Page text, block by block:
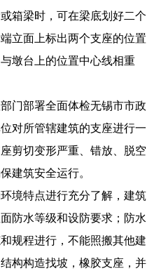
箱梁时，可在梁底划好二个
立面上标出两个支座的位置
墩台上的位置中心线相重
门部署全面体检无锡市市政
对所管辖建筑的支座进行一
剪切变形严重、错放、脱空
建筑安全运行。
境特点进行充分了解，建筑
防水等级和设防要求；防水
规程进行，不能照搬其他建
构构造找坡，橡胶支座，并